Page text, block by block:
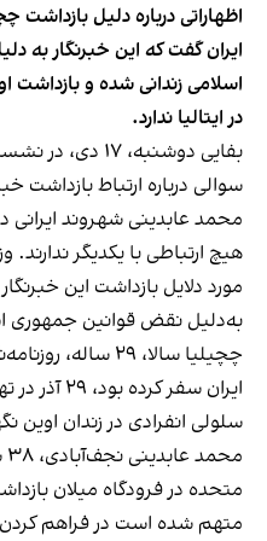
اظهاراتی درباره دلیل بازداشت
ایران گفت که این خبرنگار به
اسلامی زندانی شده و بازداشت
در ایتالیا ندارد.
بفایی دوشنبه،
سوالی درباره ارتباط بازداشت
محمد عابدینی شهروند ایرانی
هیچ ارتباطی با یکدیگر ندارند.
مورد دلایل بازداشت این
به‌دلیل نقض قوانین جمهوری
چچیلیا سالا، ۲۹
ایران سفر
سلولی انفرادی در زندان اوین
متحده در فرودگاه میلان
متهم شده است در فراهم